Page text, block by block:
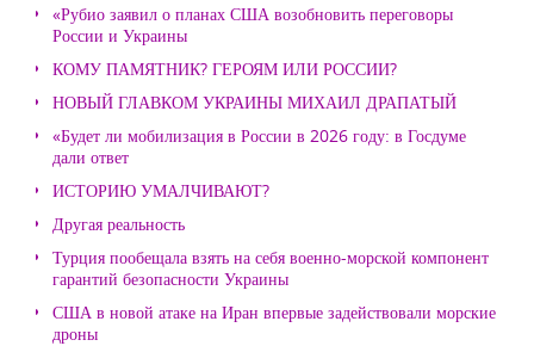
«Рубио заявил о планах США возобновить переговоры
России и Украины
КОМУ ПАМЯТНИК? ГЕРОЯМ ИЛИ РОССИИ?
НОВЫЙ ГЛАВКОМ УКРАИНЫ МИХАИЛ ДРАПАТЫЙ
«Будет ли мобилизация в России в 2026 году: в Госдуме
дали ответ
ИСТОРИЮ УМАЛЧИВАЮТ?
Другая реальность
Турция пообещала взять на себя военно-морской компонент
гарантий безопасности Украины
США в новой атаке на Иран впервые задействовали морские
дроны